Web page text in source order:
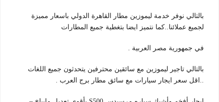
بالتالي نوفر خدمة ليموزين مطار القاهرة الدولي باسعار مميزة
لجميع عملائنا..كما نتميز ايضا بتغطية جميع المطارات
في جمهورية مصر العربية .
بالتالي تاجير ليموزين مع سائقين محترفين يتحدثون جميع اللغات
..اقل سعر ايجار سيارات مع سائق مطار برج العرب .